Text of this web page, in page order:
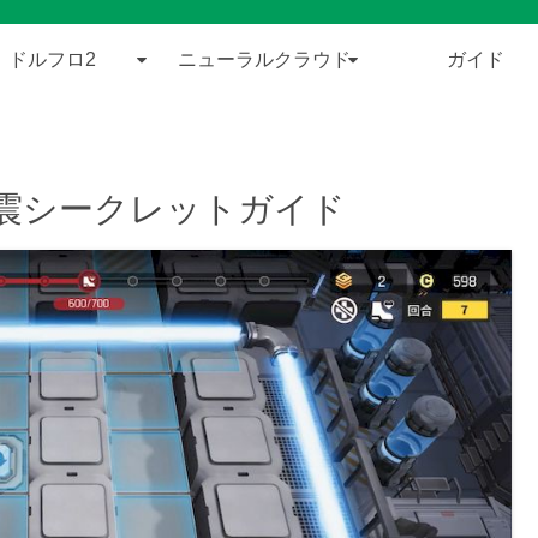
ドルフロ2 ニューラルクラウド ガイド
シークレットガイド